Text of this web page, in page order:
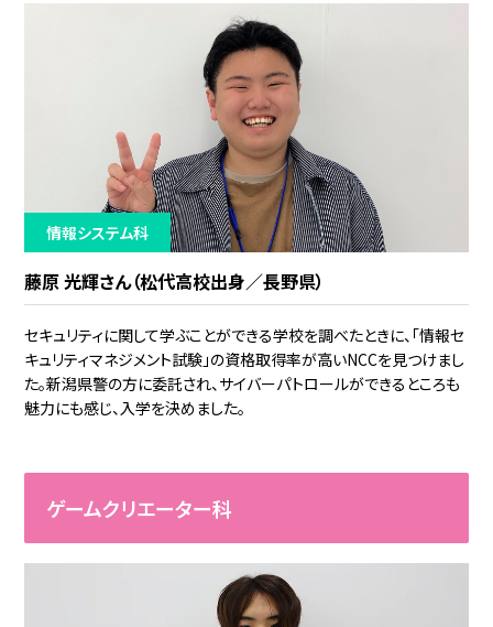
情報システム科
藤原 光輝さん（松代高校出身／長野県）
セキュリティに関して学ぶことができる学校を調べたときに、「情報セ
キュリティマネジメント試験」の資格取得率が高いNCCを見つけまし
た。新潟県警の方に委託され、サイバーパトロールができるところも
魅力にも感じ、入学を決めました。
ゲームクリエーター科